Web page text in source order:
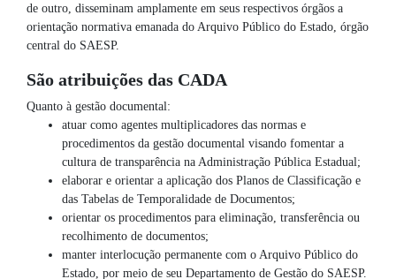
de outro, disseminam amplamente em seus respectivos órgãos a
orientação normativa emanada do Arquivo Público do Estado, órgão
central do SAESP.
São atribuições das CADA
Quanto à gestão documental:
atuar como agentes multiplicadores das normas e
procedimentos da gestão documental visando fomentar a
cultura de transparência na Administração Pública Estadual;
elaborar e orientar a aplicação dos Planos de Classificação e
das Tabelas de Temporalidade de Documentos;
orientar os procedimentos para eliminação, transferência ou
recolhimento de documentos;
manter interlocução permanente com o Arquivo Público do
Estado, por meio de seu Departamento de Gestão do SAESP.